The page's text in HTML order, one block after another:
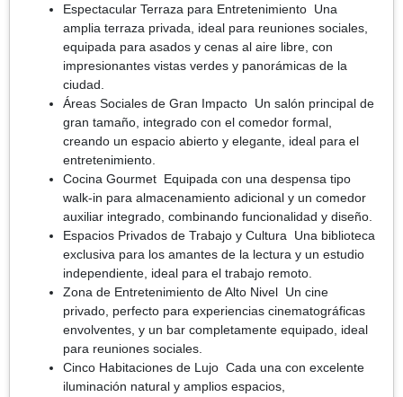
Espectacular Terraza para Entretenimiento Una
amplia terraza privada, ideal para reuniones sociales,
equipada para asados y cenas al aire libre, con
impresionantes vistas verdes y panorámicas de la
ciudad.
Áreas Sociales de Gran Impacto Un salón principal de
gran tamaño, integrado con el comedor formal,
creando un espacio abierto y elegante, ideal para el
entretenimiento.
Cocina Gourmet Equipada con una despensa tipo
walk-in para almacenamiento adicional y un comedor
auxiliar integrado, combinando funcionalidad y diseño.
Espacios Privados de Trabajo y Cultura Una biblioteca
exclusiva para los amantes de la lectura y un estudio
independiente, ideal para el trabajo remoto.
Zona de Entretenimiento de Alto Nivel Un cine
privado, perfecto para experiencias cinematográficas
envolventes, y un bar completamente equipado, ideal
para reuniones sociales.
Cinco Habitaciones de Lujo Cada una con excelente
iluminación natural y amplios espacios,